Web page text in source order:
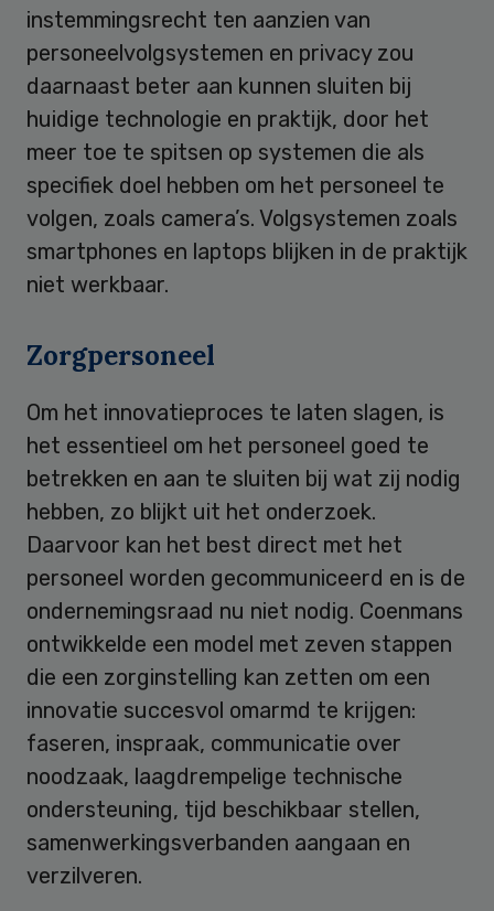
instemmingsrecht ten aanzien van
personeelvolgsystemen en privacy zou
daarnaast beter aan kunnen sluiten bij
huidige technologie en praktijk, door het
meer toe te spitsen op systemen die als
specifiek doel hebben om het personeel te
volgen, zoals camera’s. Volgsystemen zoals
smartphones en laptops blijken in de praktijk
niet werkbaar.
Zorgpersoneel
Om het innovatieproces te laten slagen, is
het essentieel om het personeel goed te
betrekken en aan te sluiten bij wat zij nodig
hebben, zo blijkt uit het onderzoek.
Daarvoor kan het best direct met het
personeel worden gecommuniceerd en is de
ondernemingsraad nu niet nodig. Coenmans
ontwikkelde een model met zeven stappen
die een zorginstelling kan zetten om een
innovatie succesvol omarmd te krijgen:
faseren, inspraak, communicatie over
noodzaak, laagdrempelige technische
ondersteuning, tijd beschikbaar stellen,
samenwerkingsverbanden aangaan en
verzilveren.